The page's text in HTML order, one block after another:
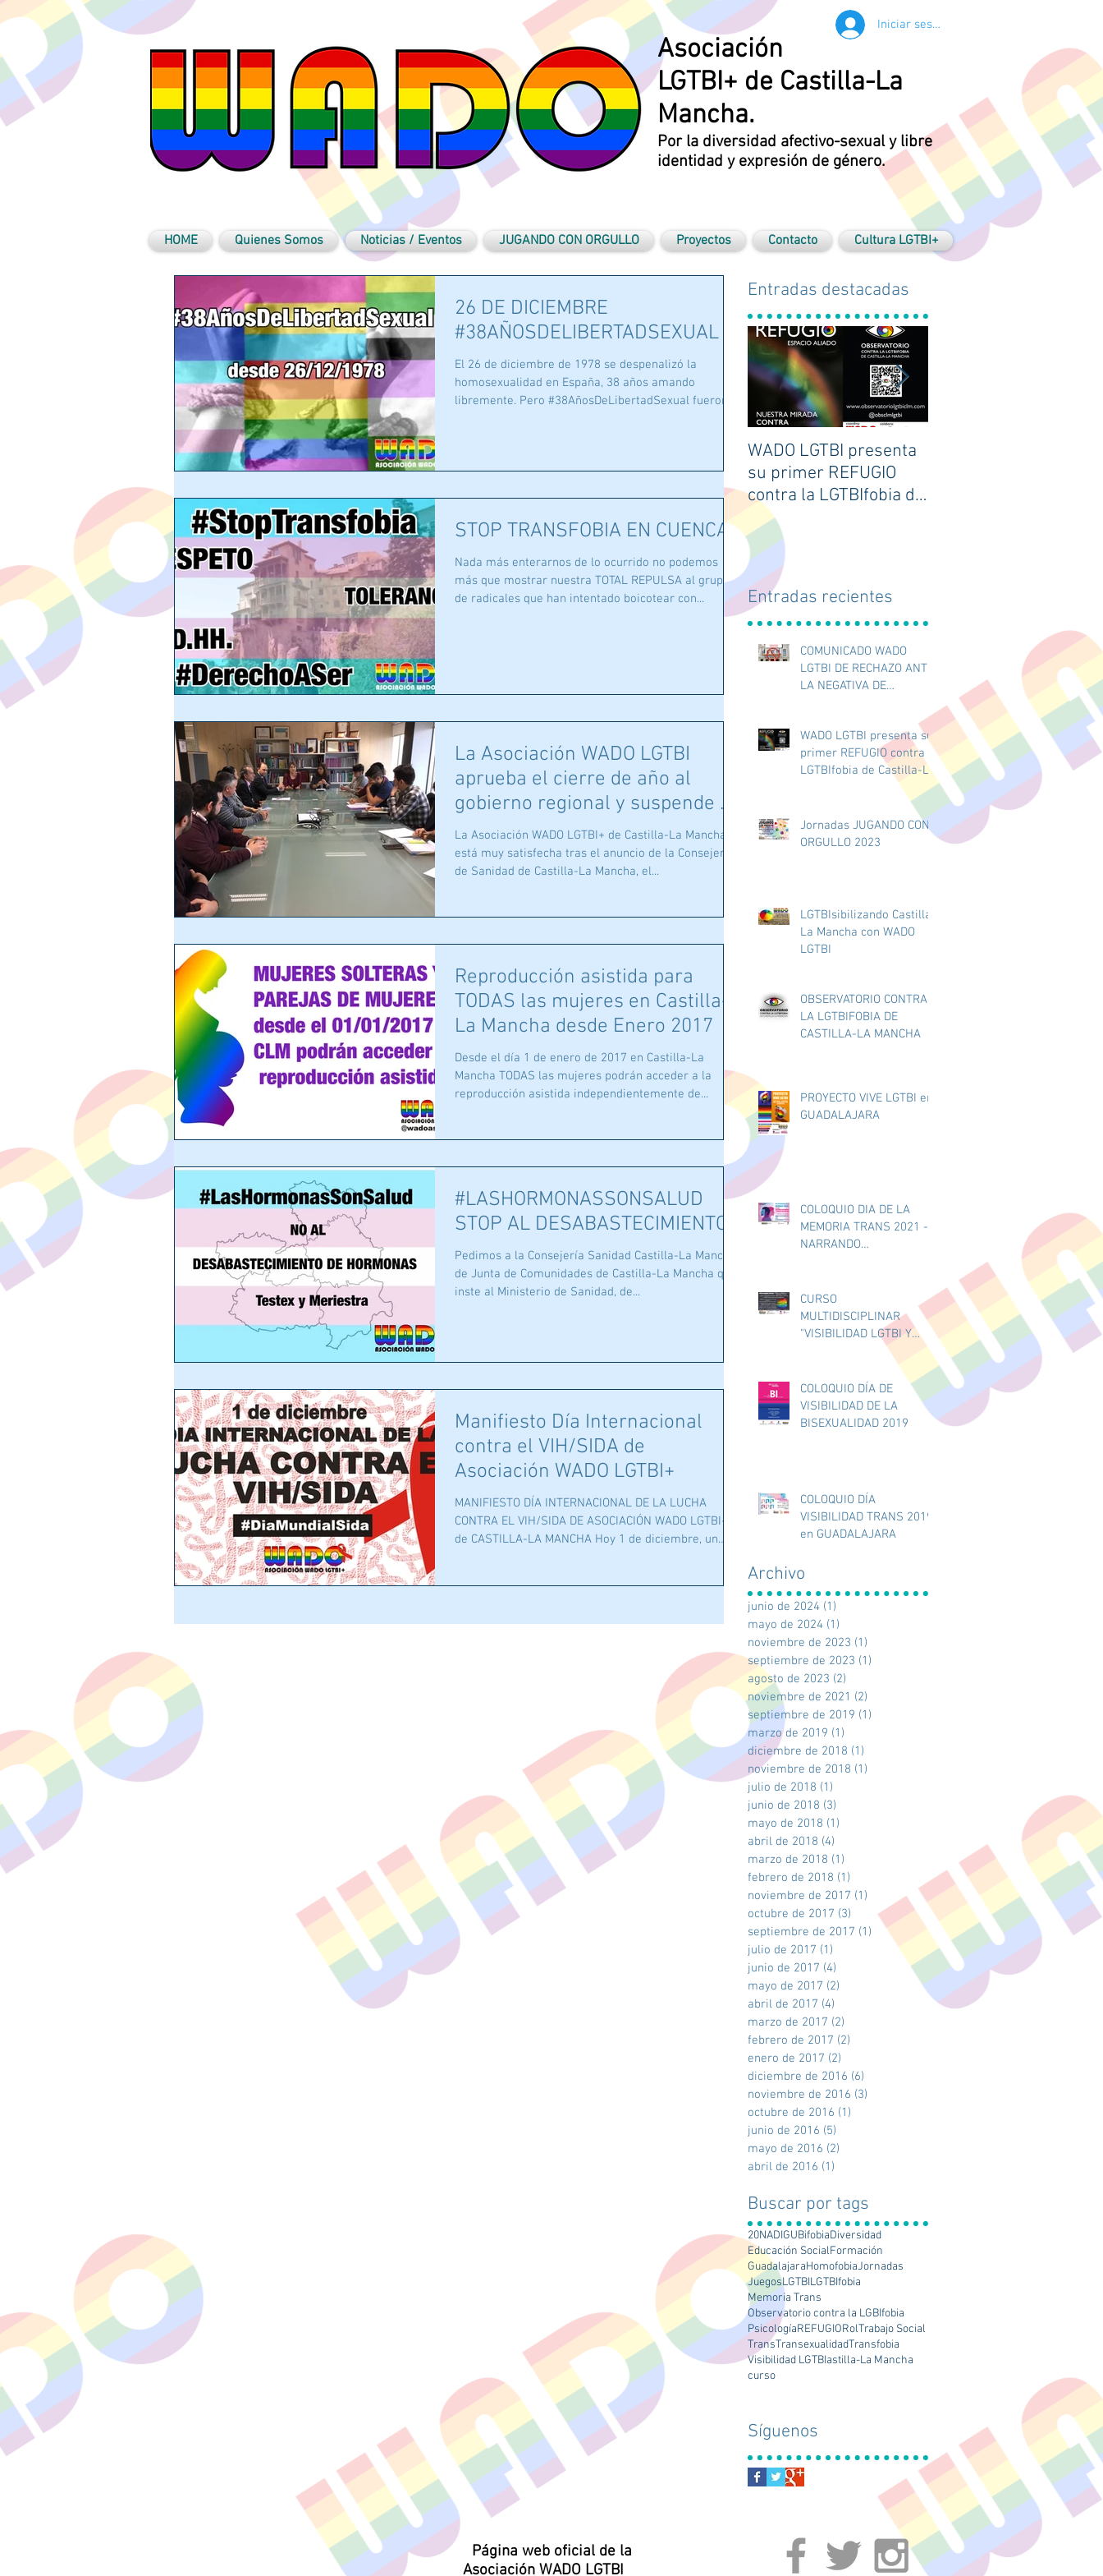
Asociación
LGTBI+ de Castilla-La
Mancha.
Por la diversidad afectivo-sexual y libre
identidad y expresión de género.
Iniciar sesión
HOME Quienes Somos Noticias / Eventos JUGANDO CON ORGULLO Proyectos Contacto Cultura LGTBI+
26 DE DICIEMBRE
#38AÑOSDELIBERTADSEXUAL
El 26 de diciembre de 1978 se despenalizó la
homosexualidad en España, 38 años amando
libremente. Pero #38AñosDeLibertadSexual fueron...
STOP TRANSFOBIA EN CUENCA
Nada más enterarnos de lo ocurrido no podemos
más que mostrar nuestra TOTAL REPULSA al grupo
de radicales que han intentado boicotear con...
La Asociación WADO LGTBI
aprueba el cierre de año al
gobierno regional y suspende al
central en mate
La Asociación WADO LGTBI+ de Castilla-La Mancha
está muy satisfecha tras el anuncio de la Consejería
de Sanidad de Castilla-La Mancha, el...
Reproducción asistida para
TODAS las mujeres en Castilla-
La Mancha desde Enero 2017
Desde el día 1 de enero de 2017 en Castilla-La
Mancha TODAS las mujeres podrán acceder a la
reproducción asistida independientemente de...
#LASHORMONASSONSALUD
STOP AL DESABASTECIMIENTO
Pedimos a la Consejería Sanidad Castilla-La Mancha
de Junta de Comunidades de Castilla-La Mancha que
inste al Ministerio de Sanidad, de...
Manifiesto Día Internacional
contra el VIH/SIDA de
Asociación WADO LGTBI+
MANIFIESTO DÍA INTERNACIONAL DE LA LUCHA
CONTRA EL VIH/SIDA DE ASOCIACIÓN WADO LGTBI+
de CASTILLA-LA MANCHA Hoy 1 de diciembre, un
Entradas destacadas
WADO LGTBI presenta
su primer REFUGIO
contra la LGTBIfobia de
Castilla-La Mancha.
Entradas recientes
COMUNICADO WADO
LGTBI DE RECHAZO ANTE
LA NEGATIVA DE
BANDERA LGTBI EN EL
AYUNTAMIENTO DE
GUADALAJARA
WADO LGTBI presenta su
primer REFUGIO contra la
LGTBIfobia de Castilla-La
Jornadas JUGANDO CON
ORGULLO 2023
LGTBIsibilizando Castilla-
La Mancha con WADO
LGTBI
OBSERVATORIO CONTRA
LA LGTBIFOBIA DE
CASTILLA-LA MANCHA
PROYECTO VIVE LGTBI en
GUADALAJARA
COLOQUIO DIA DE LA
MEMORIA TRANS 2021 -
NARRANDO
20/11/2021
CURSO
MULTIDISCIPLINAR
"VISIBILIDAD LGTBI Y
SALUD MENTAL" PARA
COLOQUIO DÍA DE
VISIBILIDAD DE LA
BISEXUALIDAD 2019
COLOQUIO DÍA
VISIBILIDAD TRANS 2019
en GUADALAJARA
Archivo
junio de 2024 (1)
mayo de 2024 (1)
noviembre de 2023 (1)
septiembre de 2023 (1)
agosto de 2023 (2)
noviembre de 2021 (2)
septiembre de 2019 (1)
marzo de 2019 (1)
diciembre de 2018 (1)
noviembre de 2018 (1)
julio de 2018 (1)
junio de 2018 (3)
mayo de 2018 (1)
abril de 2018 (4)
marzo de 2018 (1)
febrero de 2018 (1)
noviembre de 2017 (1) 1 entrada
octubre de 2017 (3) 3 entradas
septiembre de 2017 (1) 1 entrada
julio de 2017 (1)
junio de 2017 (4)
mayo de 2017 (2)
abril de 2017 (4)
marzo de 2017 (2)
febrero de 2017 (2)
enero de 2017 (2)
diciembre de 2016 (6)
noviembre de 2016 (3)
octubre de 2016 (1)
junio de 2016 (5)
mayo de 2016 (2)
abril de 2016 (1)
Buscar por tags
20NADIGUBifobiaDiversidad
Educación SocialFormación
GuadalajaraHomofobiaJornadas
JuegosLGTBILGTBIfobia
Memoria Trans
Observatorio contra la LGBIfobia
PsicologíaREFUGIORolTrabajo Social
TransTransexualidadTransfobia
Visibilidad LGTBIastilla-La Mancha
curso
Síguenos
Página web oficial de la
Asociación WADO LGTBI